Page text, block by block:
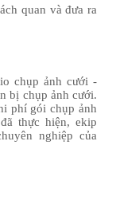
quan và đưa ra
chụp ảnh cưới -
bị chụp ảnh cưới.
phí gói chụp ảnh
thực hiện, ekip
nghiệp của